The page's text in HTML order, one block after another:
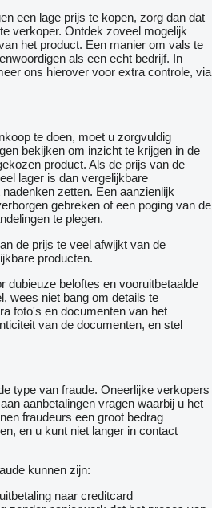
een lage prijs te kopen, zorg dan dat
verkoper. Ontdek zoveel mogelijk
het product. Een manier om vals te
als een echt bedrijf. In
ons hierover voor extra controle, via
te doen, moet u zorgvuldig
bekijken om inzicht te krijgen in de
product. Als de prijs van de
lager is dan vergelijkbare
zetten. Een aanzienlijk
gebreken of een poging van de
te plegen.
de prijs te veel afwijkt van de
producten.
dubieuze beloftes en vooruitbetaalde
wees niet bang om details te
foto's en documenten van het
van de documenten, en stel
type van fraude. Oneerlijke verkopers
aanbetalingen vragen waarbij u het
fraudeurs een groot bedrag
en u kunt niet langer in contact
kunnen zijn:
naar creditcard